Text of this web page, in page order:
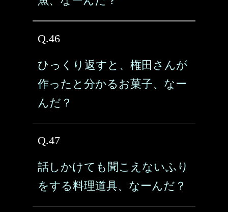
Q.46
ひっくり返すと、権田さんが
作ったと分かるお菓子、なー
んだ？
Q.47
話しかけても聞こえないふり
をする料理道具、なーんだ？